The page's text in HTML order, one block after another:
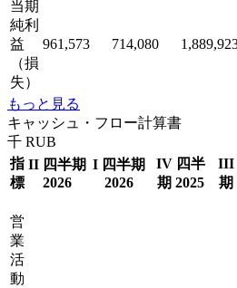
当期
純利
益
（損
失）
961,573 714,080
もっと見る
キャッシュ・フロー計算書
千 RUB
指
標
II 四半期
2026
I 四半期
2026
IV 四半
期 2025
III
期
営
業
活
動